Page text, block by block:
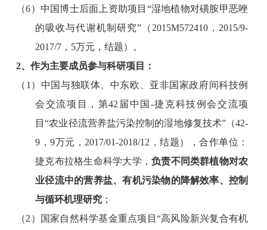
（6）中国博士后面上资助项目 “湿地植物对磺胺甲恶唑
的吸收与代谢机制研究”（ 2015M572410 ， 2015/9-
2017/7 ， 5万元，结题）。
2、作为主要成员参与科研项目：
（ 1 ）中国与独联体、中东欧、亚非国家政府间科技例
会交流项目，第42 届中国 -捷克科技例会交流项
目“农业径流营养盐污染控制的湿地修复技术” （42-
9 ，9万元， 2017/01-2018/12 ，结题），合作单位：
捷克布拉格生命科学大学，负责不同类群植物对农
业径流中的营养盐、有机污染物的降解效率、控制
与循环机理研究 ；
（2 ）国家自然科学基金重点项目 “高风险新兴复合有机